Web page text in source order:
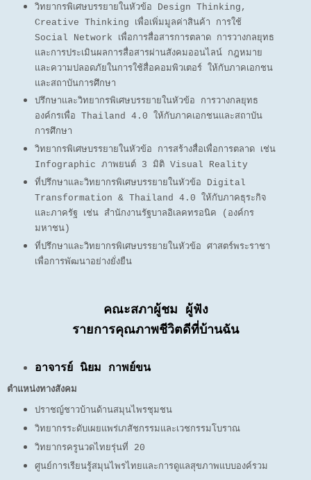
วิทยากรพิเศษบรรยายในหัวข้อ Design Thinking,
Creative Thinking เพื่อเพิ่มมูลค่าสินค้า การใช้
Social Network เพื่อการสื่อสารการตลาด การวางกลยุทธ
และการประเมินผลการสื่อสารผ่านสังคมออนไลน์ กฎหมาย
และความปลอดภัยในการใช้สื่อคอมพิวเตอร์ ให้กับภาคเอกชน
และสถาบันการศึกษา
ปรึกษาและวิทยากรพิเศษบรรยายในหัวข้อ การวางกลยุทธ
องค์กรเพื่อ Thailand 4.0 ให้กับภาคเอกชนและสถาบัน
การศึกษา
วิทยากรพิเศษบรรยายในหัวข้อ การสร้างสื่อเพื่อการตลาด เช่น
Infographic ภาพยนต์ 3 มิติ Visual Reality
ที่ปรึกษาและวิทยากรพิเศษบรรยายในหัวข้อ Digital
Transformation & Thailand 4.0 ให้กับภาคธุระกิจ
และภาครัฐ เช่น สำนักงานรัฐบาลอิเลคทรอนิค (องค์กร
มหาชน)
ที่ปรึกษาและวิทยากรพิเศษบรรยายในหัวข้อ ศาสตร์พระราชา
เพื่อการพัฒนาอย่างยั่งยืน
คณะสภาผู้ชม ผู้ฟัง
รายการคุณภาพชีวิตดีที่บ้านฉัน
อาจารย์ นิยม กาพย์ขน
ตำแหน่งทางสังคม
ปราชญ์ชาวบ้านด้านสมุนไพรชุมชน
วิทยากรระดับเผยแพร่เภสัชกรรมและเวชกรรมโบราณ
วิทยากรครูนวดไทยรุ่นที่ 20
ศูนย์การเรียนรู้สมุนไพรไทยและการดูแลสุขภาพแบบองค์รวม